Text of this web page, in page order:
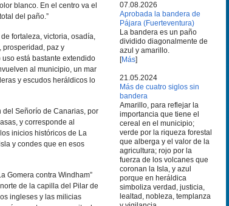
blanco. En el centro va el
del paño.”
fortaleza, victoria, osadía,
prosperidad, paz y
está bastante extendido
al municipio, un mar
y escudos heráldicos lo
del Señorío de Canarias, por
y corresponde al
inicios históricos de La
y condes que en esos
Gomera contra Windham”
de la capilla del Pilar de
ingleses y las milicias
07.08.2026
Aprobada la bandera de
Pájara (Fuerteventura)
La bandera es un paño
dividido diagonalmente de
azul y amarillo.
[Más]
21.05.2024
Más de cuatro siglos sin
bandera
Amarillo, para reflejar la
importancia que tiene el
cereal en el municipio;
verde por la riqueza forestal
que alberga y el valor de la
agricultura; rojo por la
fuerza de los volcanes que
coronan la Isla, y azul
porque en heráldica
simboliza verdad, justicia,
lealtad, nobleza, templanza